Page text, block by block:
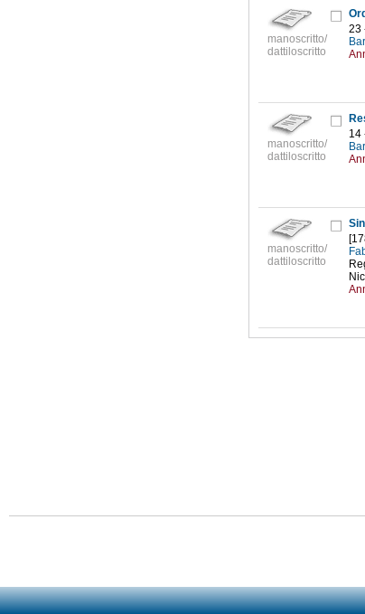
manoscritto/
dattiloscritto
23
manoscritto/
dattiloscritto
14
manoscritto/
dattiloscritto